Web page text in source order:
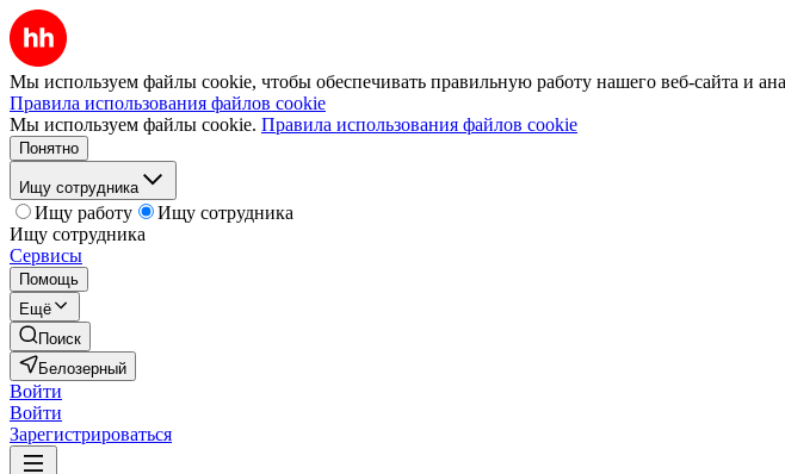
Мы используем файлы cookie, чтобы обеспечивать правильную работу нашего веб-сайта и
Правила использования файлов cookie
Мы используем файлы cookie. Правила использования файлов cookie
Понятно
Ищу сотрудника
Ищу работу
Ищу сотрудника
Ищу сотрудника
Сервисы
Помощь
Ещё
Поиск
Белозерный
Войти
Войти
Зарегистрироваться